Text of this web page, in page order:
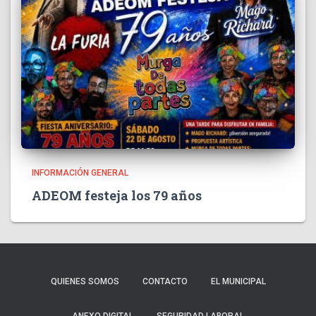
INFORMACIÓN GENERAL
ADEOM festeja los 79 años
QUIENES SOMOS CONTACTO EL MUNICIPAL